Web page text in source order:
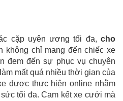
cặp uyên ương tối đa, cho
không chỉ mang đến chiếc xe
đem đến sự phục vụ chuyên
mất quá nhiều thời gian của
được thực hiện online nhằm
tối đa. Cam kết xe cưới mà